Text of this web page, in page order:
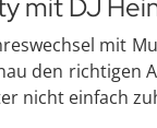
mit DJ
mit
den richtigen
nicht einfach